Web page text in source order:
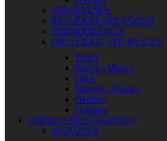
NEPREMOKY
REFLEXNÉ OBLEČENIE
TERMOPRÁDLO
OBLEČENIE VOĽNÝ ČAS
Tričká
Bundy / Mikiny
Obuv
Šiltovky / Čiapky
Okuliare
Doplnky
VÝBAVA A PRÍSLUŠENSTVO
BATOŽINA